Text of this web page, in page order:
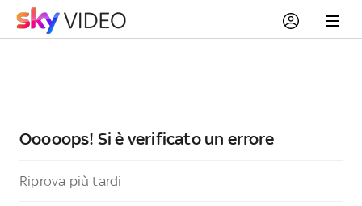
Ooooops! Si è verificato un errore
Riprova più tardi